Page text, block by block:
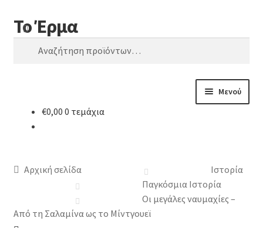
Απευθείας
μετάβαση
Μετάβαση
σε
περιεχόμενο
Το Έρμα
Αναζήτηση
Μενού
Κατηγορίες Βιβλίων
Συχνές Ερωτήσεις
€0,00 0 τεμάχια
Αρχική σελίδα
Ιστορία
Παγκόσμια Ιστορία
Οι μεγάλες ναυμαχίες –
Από τη Σαλαμίνα ως το Μίντγουεϊ